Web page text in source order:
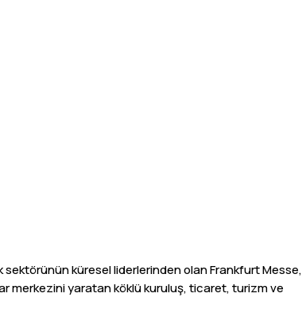
küresel liderlerinden olan Frankfurt Messe,
merkezini yaratan köklü kuruluş, ticaret, turizm ve